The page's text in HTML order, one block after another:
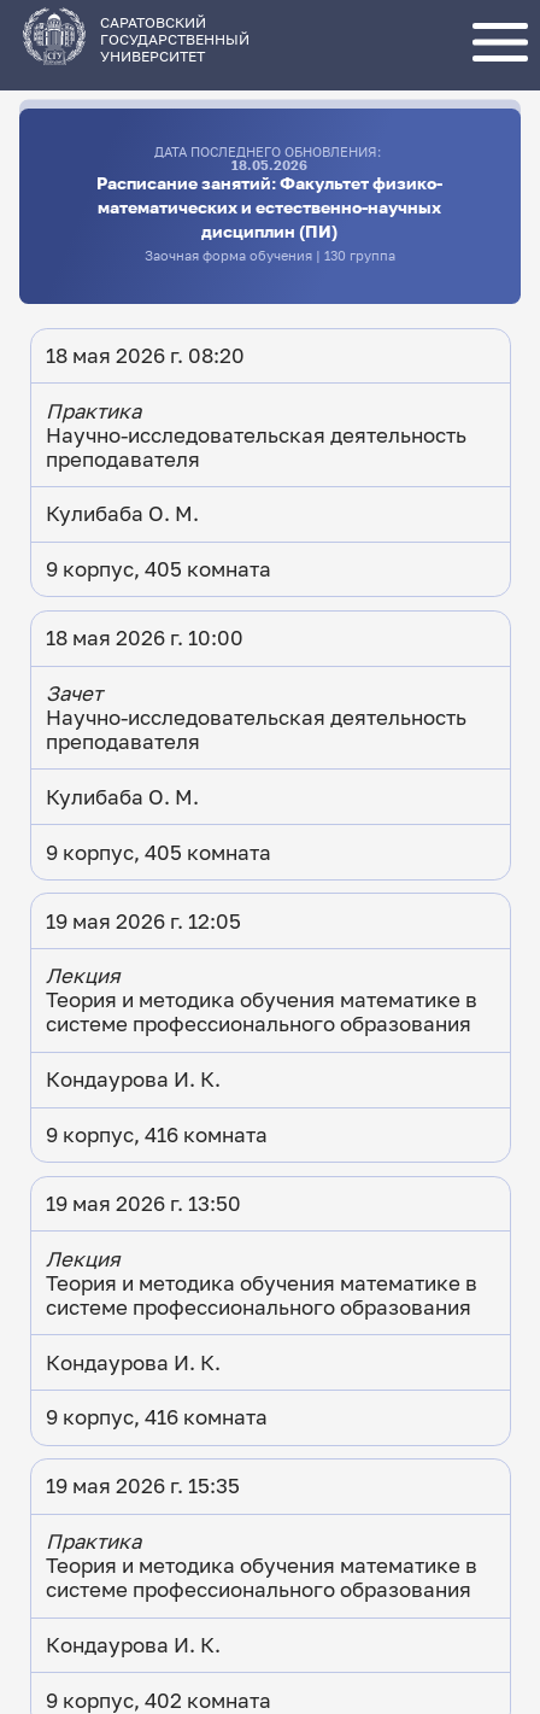
основному
содержанию
САРАТОВСКИЙ
ГОСУДАРСТВЕННЫЙ
УНИВЕРСИТЕТ
ДАТА ПОСЛЕДНЕГО ОБНОВЛЕНИЯ:
18.05.2026
Расписание занятий: Факультет физико-
математических и естественно-научных
дисциплин (ПИ)
Заочная форма обучения | 130 группа
18 мая 2026 г. 08:20
Практика
Научно-исследовательская деятельность
преподавателя
Кулибаба О. М.
9 корпус, 405 комната
18 мая 2026 г. 10:00
Зачет
Научно-исследовательская деятельность
преподавателя
Кулибаба О. М.
9 корпус, 405 комната
19 мая 2026 г. 12:05
Лекция
Теория и методика обучения математике в
системе профессионального образования
Кондаурова И. К.
9 корпус, 416 комната
19 мая 2026 г. 13:50
Лекция
Теория и методика обучения математике в
системе профессионального образования
Кондаурова И. К.
9 корпус, 416 комната
19 мая 2026 г. 15:35
Практика
Теория и методика обучения математике в
системе профессионального образования
Кондаурова И. К.
9 корпус, 402 комната